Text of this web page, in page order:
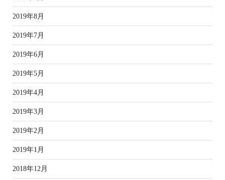
2019年8月
2019年7月
2019年6月
2019年5月
2019年4月
2019年3月
2019年2月
2019年1月
2018年12月